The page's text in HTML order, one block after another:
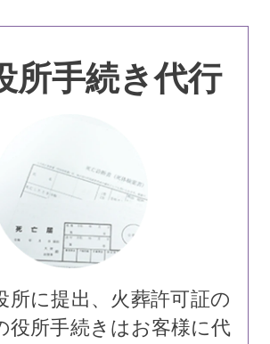
所手続き代行
所に提出、火葬許可証の
役所手続きはお客様に代